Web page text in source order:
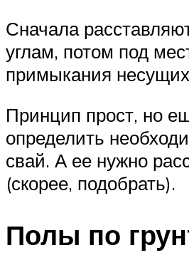
Сначала
углам, потом под
примыкания
Принцип прост, но
определить
свай. А ее нужно
(скорее, подобрать).
Полы по